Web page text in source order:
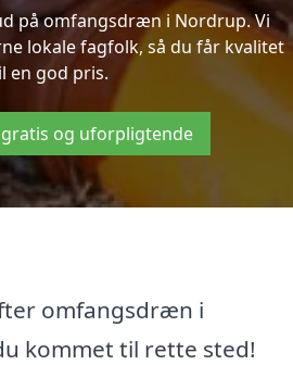
på omfangsdræn i Nordrup. Vi
lokale fagfolk, så du får kvalitet
en god pris.
gratis og uforpligtende
omfangsdræn i
kommet til rette sted!